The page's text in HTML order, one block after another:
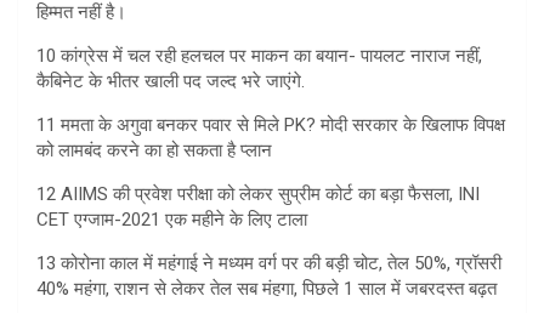
हिम्मत नहीं है।
10 कांग्रेस में चल रही हलचल पर माकन का बयान- पायलट नाराज नहीं,
कैबिनेट के भीतर खाली पद जल्द भरे जाएंगे.
11 ममता के अगुवा बनकर पवार से मिले PK? मोदी सरकार के खिलाफ विपक्ष
को लामबंद करने का हो सकता है प्लान
12 AIIMS की प्रवेश परीक्षा को लेकर सुप्रीम कोर्ट का बड़ा फैसला, INI
CET एग्जाम-2021 एक महीने के लिए टाला
13 कोरोना काल में महंगाई ने मध्यम वर्ग पर की बड़ी चोट, तेल 50%, ग्रॉसरी
40% महंगा, राशन से लेकर तेल सब मंहगा, पिछले 1 साल में जबरदस्त बढ़त